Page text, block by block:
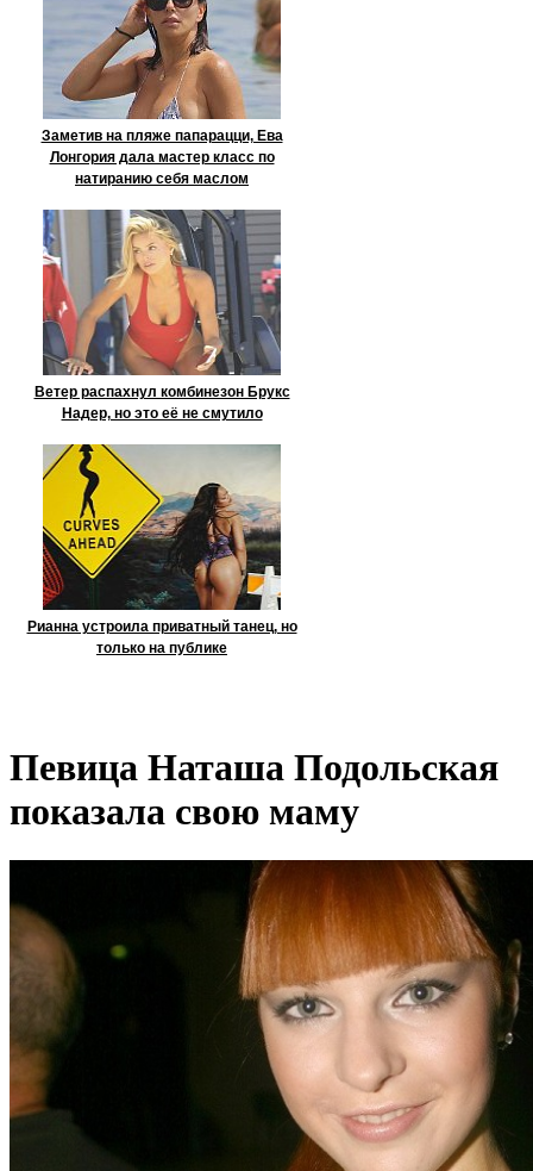
Заметив на пляже папарацци, Ева
Лонгория дала мастер класс по
натиранию себя маслом
Ветер распахнул комбинезон Брукс
Надер, но это её не смутило
Рианна устроила приватный танец, но
только на публике
Певица Наташа Подольская
показала свою маму